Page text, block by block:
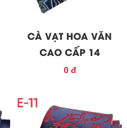
CÀ VẠT HOA VĂN
CAO CẤP 14
0 đ